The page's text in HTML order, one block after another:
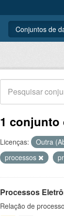
Conjuntos de
1 conjunto
Licenças: Outra
processos
Processos
Relação de